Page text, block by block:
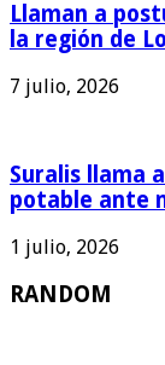
Llaman a
la región de
7 julio, 2026
Suralis llama
potable ante
1 julio, 2026
RANDOM